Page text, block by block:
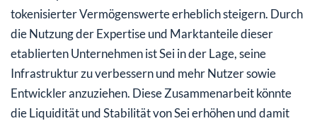
tokenisierter Vermögenswerte erheblich steigern. Durch
die Nutzung der Expertise und Marktanteile dieser
etablierten Unternehmen ist Sei in der Lage, seine
Infrastruktur zu verbessern und mehr Nutzer sowie
Entwickler anzuziehen. Diese Zusammenarbeit könnte
die Liquidität und Stabilität von Sei erhöhen und damit